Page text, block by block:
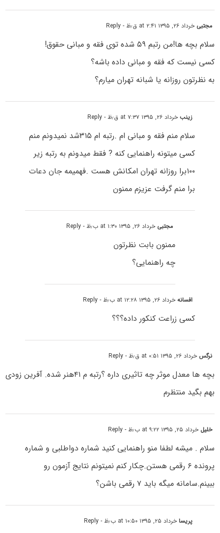
مجتبی خرداد ۲۶, ۱۳۹۵ at ۲:۴۱ ق٫ظ - Reply
سلام بچه ها!من رتبم ۵۹ شده توی فقه و مبانی حقوق!
کسی نیست که فقه و مبانی داده باشه؟
به نظرتون روزانه یا شبانه تهران میارم؟
زینبخرداد ۲۶, ۱۳۹۵ at ۷:۳۷ ق٫ظ - Reply
سلام منم فقه و مبانی ام .رتبه ام ۳۱۵شد نمیدونم منم
کسی میتونه راهنمایی کنه ? فقط میدونم به رتبه زیر
۱۰۰برا روزانه تهران امکانش هست .فهمیمه جان دعات
برا منم گرفت عزیزم ممنون
مجتبی خرداد ۲۶, ۱۳۹۵ at ۱:۳۰ ب٫ظ - Reply
ممنون بابت نظرتون
چه راهنمایی؟
افسانهخرداد ۲۶, ۱۳۹۵ at ۱۲:۲۸ ب٫ظ - Reply
کسی زراعت کنکور داده؟؟؟
نرگس خرداد ۲۶, ۱۳۹۵ at ۰:۵۱ ق٫ظ - Reply
بچه ها معدل موثر چه تاثیری داره ؟رتبه م ۴۱هنر شده. آفرین زودی
بهم بگید منتظرم
خلیل خرداد ۲۵, ۱۳۹۵ at ۹:۲۲ ب٫ظ - Reply
سلام . میشه لطفا منو راهنمایی کنید شماره دواطلبی و شماره
پرونده ۶ رقمی هستن.چکار کنم نمیتونم نتایج آزمون رو
ببینم.سامانه میگه باید ۷ رقمی باشن؟
پریساخرداد ۲۵, ۱۳۹۵ at ۱۰:۵۰ ب٫ظ - Reply